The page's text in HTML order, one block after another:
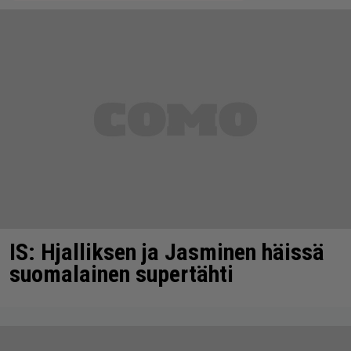
IS: Hjalliksen ja Jasminen häissä
suomalainen supertähti